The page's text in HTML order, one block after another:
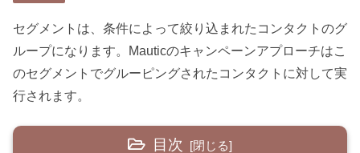
セグメントは、条件によって絞り込まれたコンタクトのグ
ループになります。Mauticのキャンペーンアプローチはこ
のセグメントでグルーピングされたコンタクトに対して実
行されます。
目次